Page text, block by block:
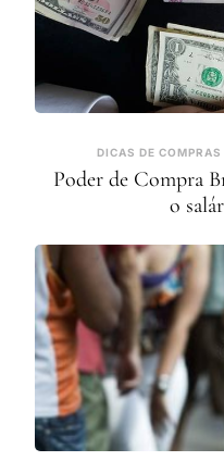
DICAS DE COMPRAS
Poder de Compra
o